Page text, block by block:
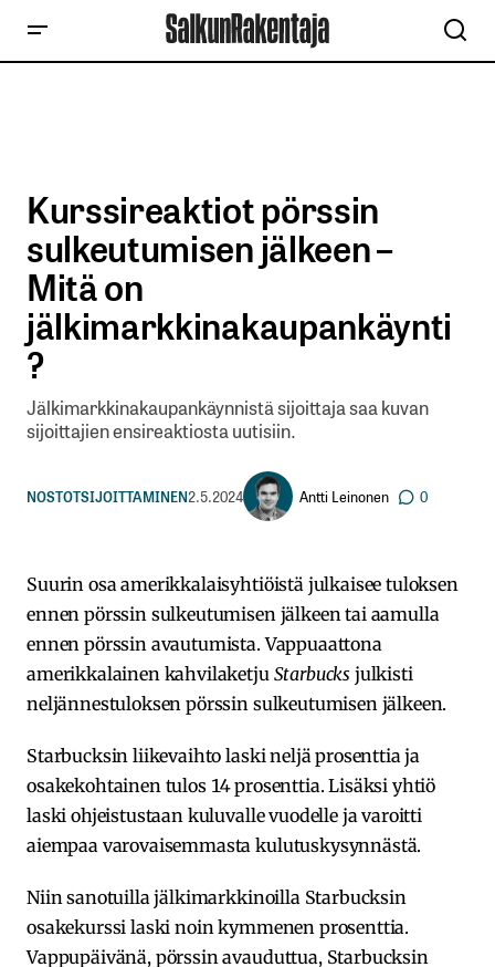
Kurssireaktiot pörssin
sulkeutumisen jälkeen –
Mitä on
jälkimarkkinakaupankäynti
?
Jälkimarkkinakaupankäynnistä sijoittaja saa kuvan
sijoittajien ensireaktiosta uutisiin.
NOSTOTSIJOITTAMINEN2.5.2024 Antti Leinonen 0
Suurin osa amerikkalaisyhtiöistä julkaisee tuloksen
ennen pörssin sulkeutumisen jälkeen tai aamulla
ennen pörssin avautumista. Vappuaattona
amerikkalainen kahvilaketju Starbucks julkisti
neljännestuloksen pörssin sulkeutumisen jälkeen.
Starbucksin liikevaihto laski neljä prosenttia ja
osakekohtainen tulos 14 prosenttia. Lisäksi yhtiö
laski ohjeistustaan kuluvalle vuodelle ja varoitti
aiempaa varovaisemmasta kulutuskysynnästä.
Niin sanotuilla jälkimarkkinoilla Starbucksin
osakekurssi laski noin kymmenen prosenttia.
Vappupäivänä, pörssin avauduttua, Starbucksin